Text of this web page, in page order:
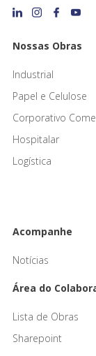
Nossas Obras
Industrial
Papel e Celulose
Corporativo
Hospitalar
Logística
Acompanhe
Notícias
Área do
Lista de Obras
Sharepoint